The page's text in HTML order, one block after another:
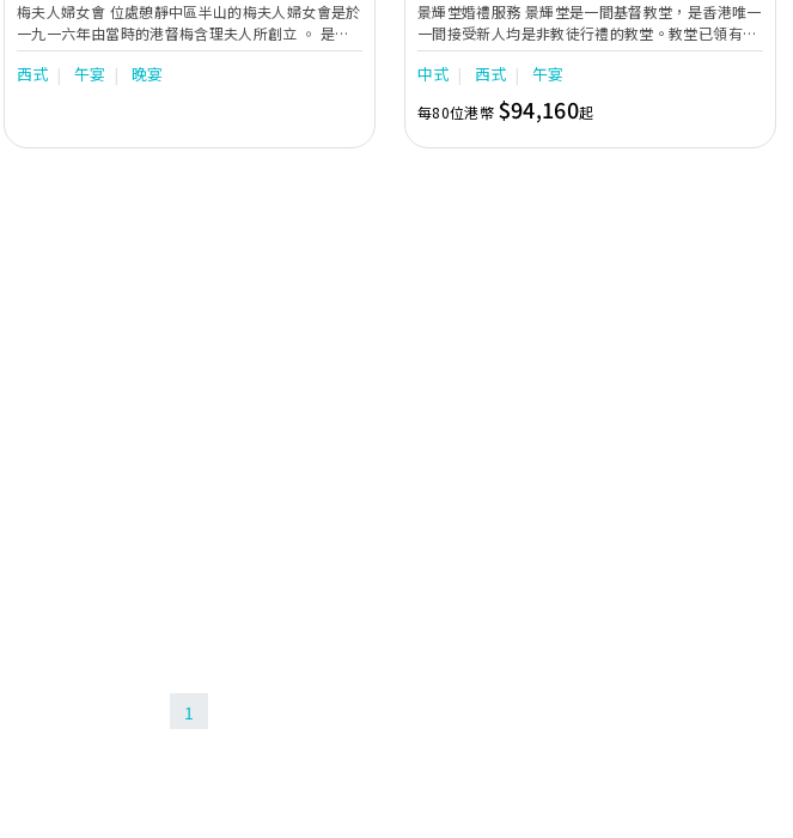
梅夫人婦女會 位處憩靜中區半山的梅夫人婦女會是於
一九一六年由當時的港督梅含理夫人所創立 ◦ 是現
存香港少數的古典歐陸式建築物 ٫ 並已被特區政府列
為法定的古蹟 ◦ 十七呎高的樓底 ٫ 英式的室內佈置
會廳供舉行各類型的婚宴 ◦ 舉凡二百人的雞尾酒會٫
西式 午宴 晚宴
景輝堂婚禮服務 景輝堂是一間基督教堂，是香港唯一
一間接受新人均是非教徒行禮的教堂。教堂已領有結
婚牌照(285號)，所以教堂的牧師可為新人簽署婚
書，新人無需另聘婚姻監禮人(律師)。牧師會為新人
進行宗教儀式，如祈禱、讀經、訓勉及婚前輔導。教
堂可容納超過300人，可遠眺相思灣無敵海景，設備
一應俱全。行禮後更可在校園內的著名10大靚景，如
中式 西式 午宴
每80位港幣 $94,160起
1